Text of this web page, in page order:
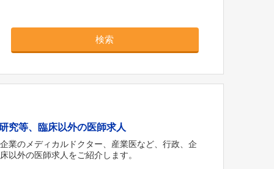
検索
究等、臨床以外の医師求人
業のメディカルドクター、産業医など、行政、企
以外の医師求人をご紹介します。